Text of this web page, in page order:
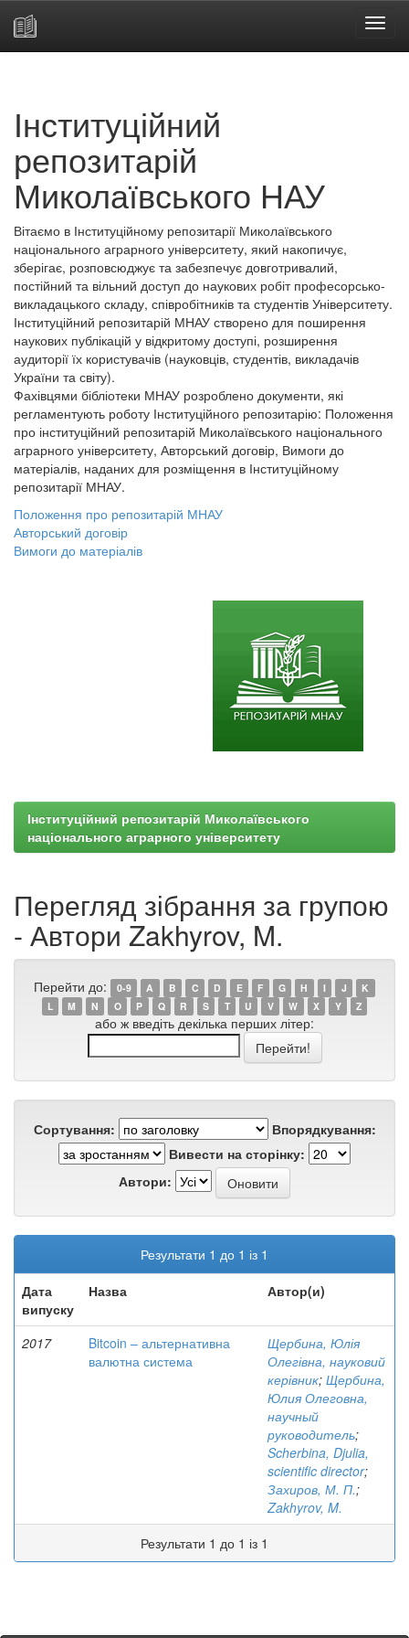
Інституційний
репозитарій
Миколаївського НАУ
Вітаємо в Інституційному репозитарії Миколаївського
національного аграрного університету, який накопичує,
зберігає, розповсюджує та забезпечує довготривалий,
постійний та вільний доступ до наукових робіт професорсько-
викладацького складу, співробітників та студентів Університету.
Інституційний репозитарій МНАУ створено для поширення
наукових публікацій у відкритому доступі, розширення
аудиторії їх користувачів (науковців, студентів, викладачів
України та світу).
Фахівцями бібліотеки МНАУ розроблено документи, які
регламентують роботу Інституційного репозитарію: Положення
про інституційний репозитарій Миколаївського національного
аграрного університету, Авторський договір, Вимоги до
матеріалів, наданих для розміщення в Інституційному
репозитарії МНАУ.
Положення про репозитарій МНАУ
Авторський договір
Вимоги до матеріалів
Інституційний репозитарій Миколаївського
національного аграрного університету
Перегляд зібрання за групою
- Автори Zakhyrov, M.
Перейти до: 0-9 A B C D E F G H I J
K
L
M N O P Q R S T U V W X Y Z
або ж введіть декілька перших літер:
Сортування:
Впорядкування:
Вивести на сторінку:
Автори:
Результати 1 до 1 із 1
Дата
випуску
Назва Автор(и)
2017
Bitcoin – альтернативна
валютна система
Щербина, Юлія
Олегівна, науковий
керівник; Щербина,
Юлия Олеговна,
научный
руководитель;
Scherbina, Djulia,
scientific director;
Захиров, М. П.;
Zakhyrov, M.
Результати 1 до 1 із 1